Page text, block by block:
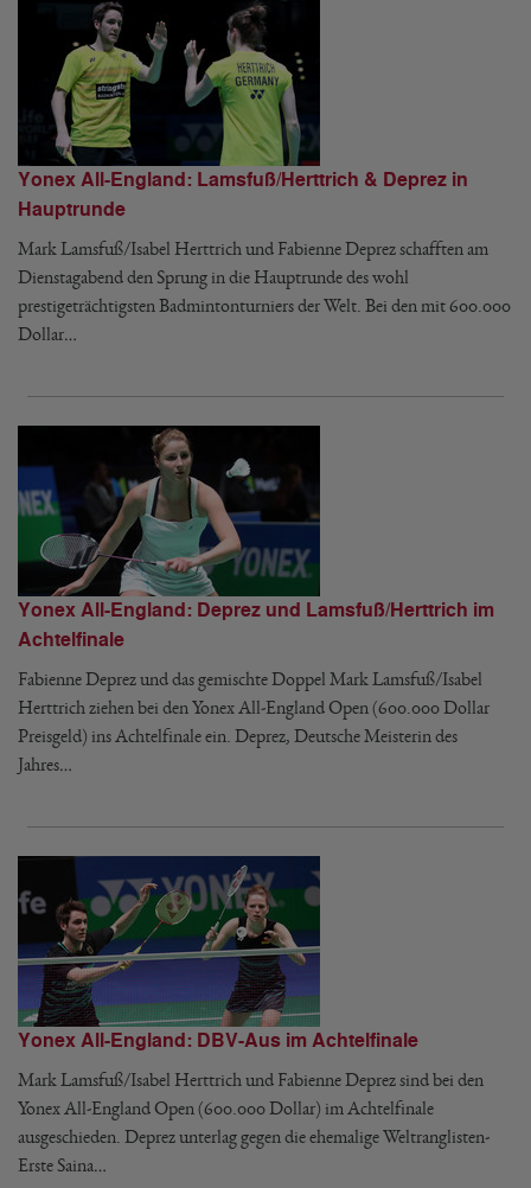
Yonex All-England: Lamsfuß/Herttrich & Deprez in
Hauptrunde
Mark Lamsfuß/Isabel Herttrich und Fabienne Deprez schafften am
Dienstagabend den Sprung in die Hauptrunde des wohl
prestigeträchtigsten Badmintonturniers der Welt. Bei den mit 600.000
Dollar…
Yonex All-England: Deprez und Lamsfuß/Herttrich im
Achtelfinale
Fabienne Deprez und das gemischte Doppel Mark Lamsfuß/Isabel
Herttrich ziehen bei den Yonex All-England Open (600.000 Dollar
Preisgeld) ins Achtelfinale ein. Deprez, Deutsche Meisterin des
Jahres…
Yonex All-England: DBV-Aus im Achtelfinale
Mark Lamsfuß/Isabel Herttrich und Fabienne Deprez sind bei den
Yonex All-England Open (600.000 Dollar) im Achtelfinale
ausgeschieden. Deprez unterlag gegen die ehemalige Weltranglisten-
Erste Saina…